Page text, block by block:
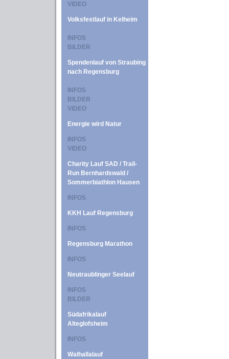
VIDEO
Volksfestlauf in Kelheim
INFOS
BILDER
Spendenlauf von Straubing
nach Regensburg
INFOS
BILDER
VIDEO
Energie wird Natur
INFOS
VIDEO
Charity Lauf SAD / Trail-
Run Bernhardswald /
Sommerbiathlon Hausen
INFOS
KKH Lauf Regensburg
INFOS
Regensburg Marathon
INFOS
Neutraublinger Seelauf
INFOS
BILDER
Südafrikalauf
Alteglofsheim
INFOS
Walhallalauf